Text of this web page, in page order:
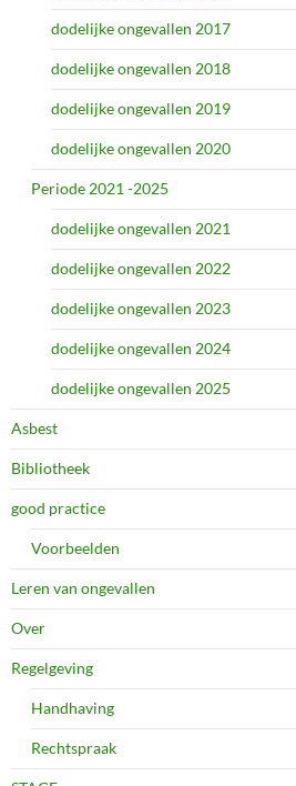
dodelijke ongevallen 2017
dodelijke ongevallen 2018
dodelijke ongevallen 2019
dodelijke ongevallen 2020
Periode 2021 -2025
dodelijke ongevallen 2021
dodelijke ongevallen 2022
dodelijke ongevallen 2023
dodelijke ongevallen 2024
dodelijke ongevallen 2025
Asbest
Bibliotheek
good practice
Voorbeelden
Leren van ongevallen
Over
Regelgeving
Handhaving
Rechtspraak